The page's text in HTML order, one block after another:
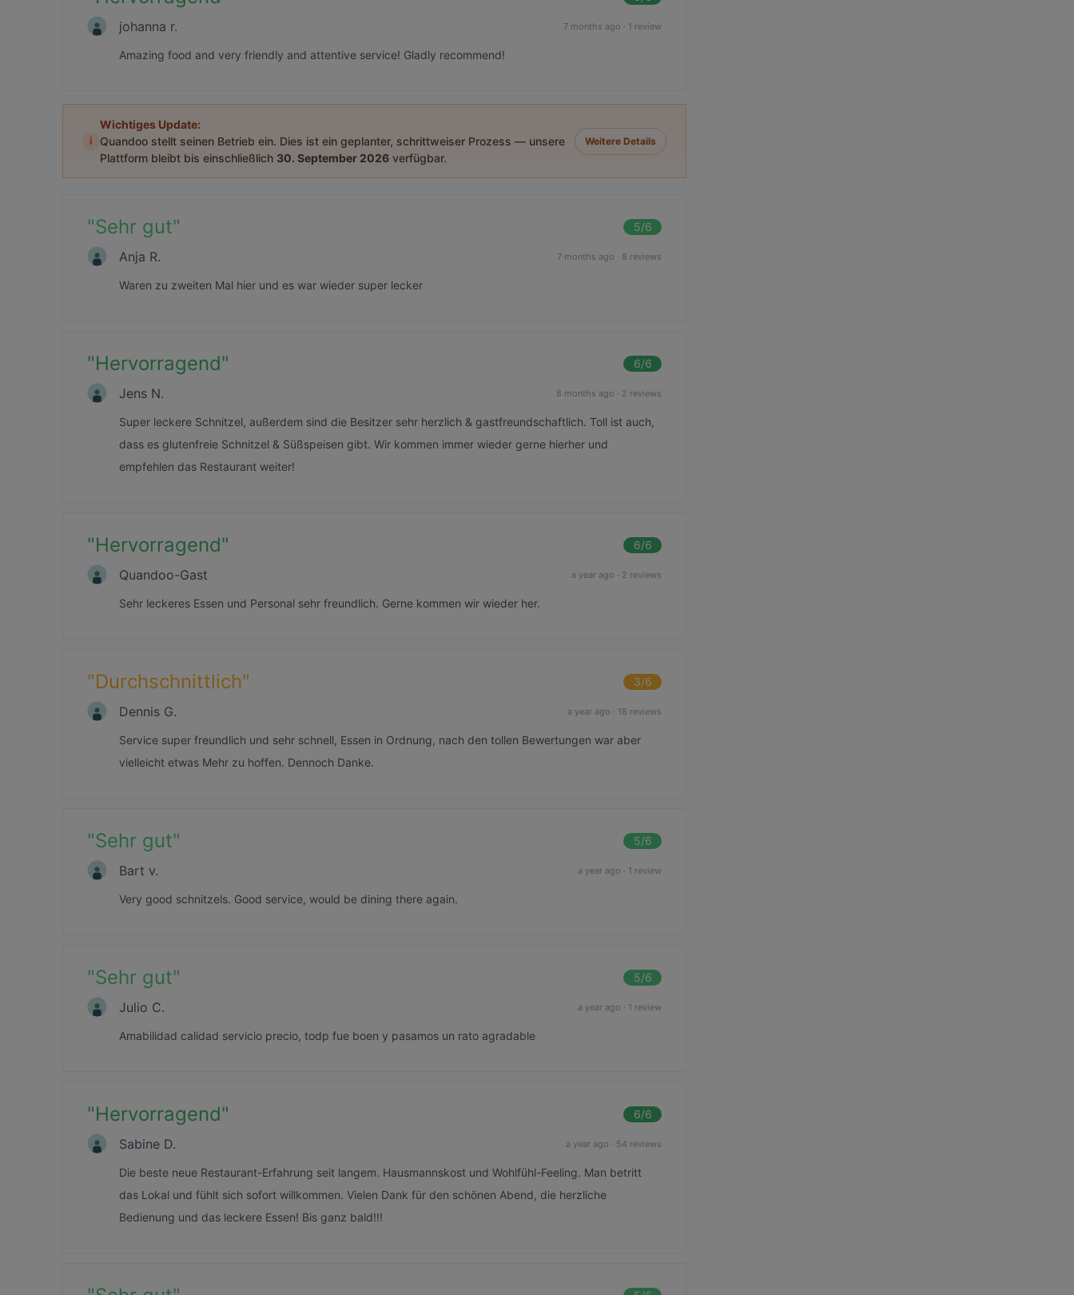
johanna r. 7 months ago · 1 review
Amazing food and very friendly and attentive service! Gladly recommend!
i
Wichtiges Update:
Quandoo stellt seinen Betrieb ein. Dies ist ein geplanter, schrittweiser Prozess — unsere
Plattform bleibt bis einschließlich 30. September 2026 verfügbar.
Weitere Details
"Sehr gut" 5/6
Anja R. 7 months ago · 8 reviews
Waren zu zweiten Mal hier und es war wieder super lecker
"Hervorragend" 6/6
Jens N. 8 months ago · 2 reviews
Super leckere Schnitzel, außerdem sind die Besitzer sehr herzlich & gastfreundschaftlich. Toll ist auch,
dass es glutenfreie Schnitzel & Süßspeisen gibt. Wir kommen immer wieder gerne hierher und
empfehlen das Restaurant weiter!
"Hervorragend" 6/6
Quandoo-Gast a year ago · 2 reviews
Sehr leckeres Essen und Personal sehr freundlich. Gerne kommen wir wieder her.
"Durchschnittlich" 3/6
Dennis G. a year ago · 18 reviews
Service super freundlich und sehr schnell, Essen in Ordnung, nach den tollen Bewertungen war aber
vielleicht etwas Mehr zu hoffen. Dennoch Danke.
"Sehr gut" 5/6
Bart v. a year ago · 1 review
Very good schnitzels. Good service, would be dining there again.
"Sehr gut" 5/6
Julio C. a year ago · 1 review
Amabilidad calidad servicio precio, todp fue boen y pasamos un rato agradable
"Hervorragend" 6/6
Sabine D. a year ago · 54 reviews
Die beste neue Restaurant-Erfahrung seit langem. Hausmannskost und Wohlfühl-Feeling. Man betritt
das Lokal und fühlt sich sofort willkommen. Vielen Dank für den schönen Abend, die herzliche
Bedienung und das leckere Essen! Bis ganz bald!!!